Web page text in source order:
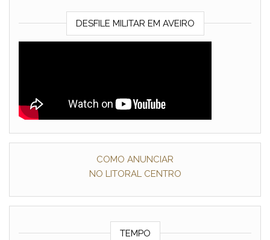
DESFILE MILITAR EM AVEIRO
COMO ANUNCIAR
NO LITORAL CENTRO
TEMPO